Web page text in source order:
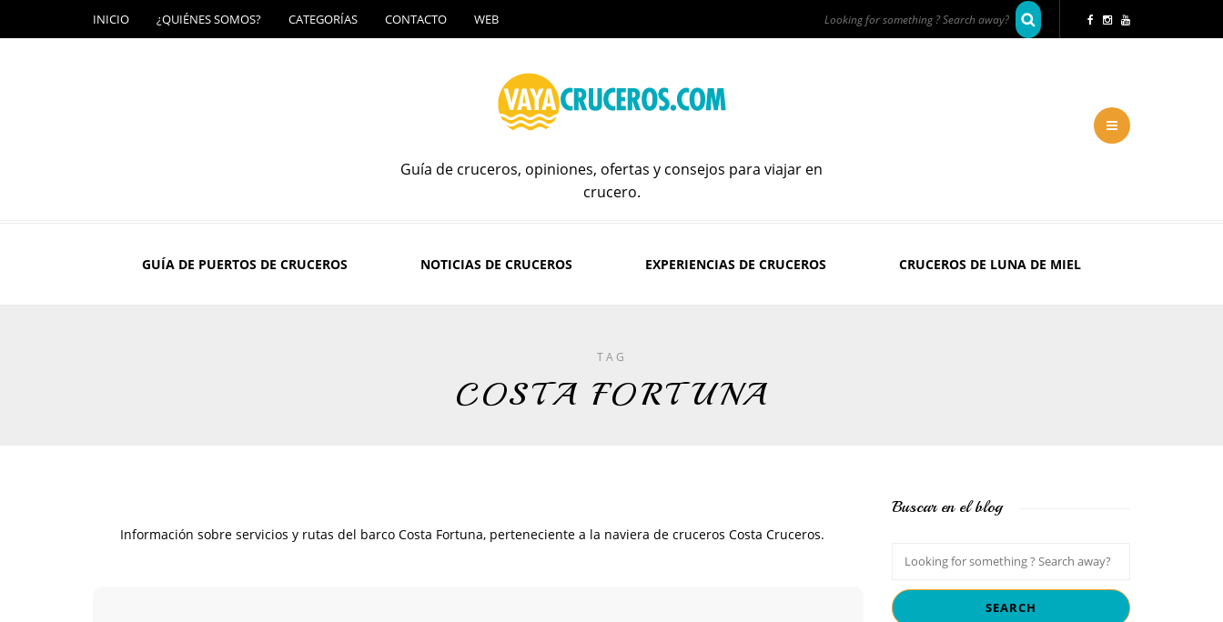
INICIO ¿QUIÉNES SOMOS? CATEGORÍAS CONTACTO WEB
Guía de cruceros, opiniones, ofertas y consejos para viajar en
crucero.
GUÍA DE PUERTOS DE CRUCEROS NOTICIAS DE CRUCEROS EXPERIENCIAS DE CRUCEROS CRUCEROS DE LUNA DE MIEL
TAG
COSTA FORTUNA
Información sobre servicios y rutas del barco Costa Fortuna, perteneciente a la naviera de cruceros Costa Cruceros.
Buscar en el blog